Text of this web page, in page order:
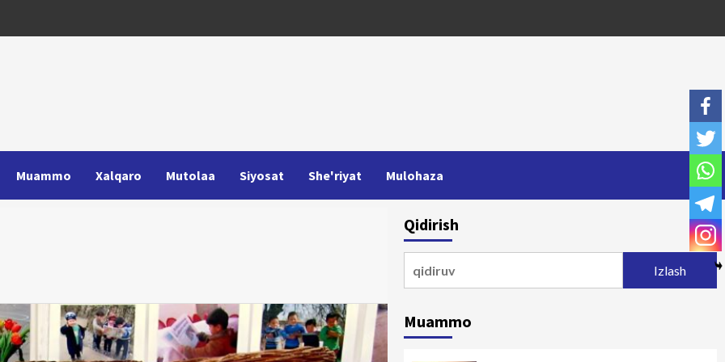
Muammo Xalqaro Mutolaa Siyosat She'riyat Mulohaza
Qidirish
Muammo